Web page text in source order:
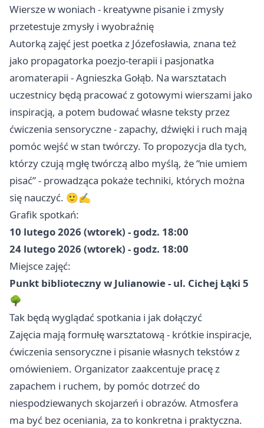
Wiersze w woniach - kreatywne pisanie i zmysły
przetestuje zmysły i wyobraźnię
Autorką zajęć jest poetka z Józefosławia, znana też
jako propagatorka poezjo-terapii i pasjonatka
aromaterapii - Agnieszka Gołąb. Na warsztatach
uczestnicy będą pracować z gotowymi wierszami jako
inspiracją, a potem budować własne teksty przez
ćwiczenia sensoryczne - zapachy, dźwięki i ruch mają
pomóc wejść w stan twórczy. To propozycja dla tych,
którzy czują mgłę twórczą albo myślą, że “nie umiem
pisać” - prowadząca pokaże techniki, których można
się nauczyć. 🙂✍️
Grafik spotkań:
10 lutego 2026 (wtorek) - godz. 18:00
24 lutego 2026 (wtorek) - godz. 18:00
Miejsce zajęć:
Punkt biblioteczny w Julianowie - ul. Cichej Łąki 5
🌳
Tak będą wyglądać spotkania i jak dołączyć
Zajęcia mają formułę warsztatową - krótkie inspiracje,
ćwiczenia sensoryczne i pisanie własnych tekstów z
omówieniem. Organizator zaakcentuje pracę z
zapachem i ruchem, by pomóc dotrzeć do
niespodziewanych skojarzeń i obrazów. Atmosfera
ma być bez oceniania, za to konkretna i praktyczna.